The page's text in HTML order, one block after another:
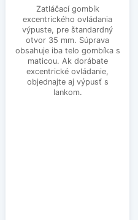
Zatláčací gombík
excentrického ovládania
výpuste, pre štandardný
otvor 35 mm. Súprava
obsahuje iba telo gombíka s
maticou. Ak dorábate
excentrické ovládanie,
objednajte aj výpusť s
lankom.